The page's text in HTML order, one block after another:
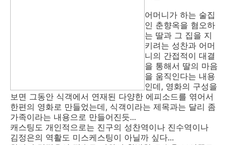
어머니가 하는 술집
인 춘향옥을 혐오하
는 딸과 그 집을 지
키려는 성찬과 어머
니의 간접적이 대결
을 통해서 딸의 마음
을 움직인다는 내용
인데, 영화의 구성을
보면 그동안 식객에서 연재된 다양한 에피소드를 엮어서
한편의 영화로 만들었는데, 식객이라는 제목과는 달리 좀
가족이라는 내용으로 만들어진듯...
캐스팅도 개인적으로는 진구의 성찬역이나 진수역이나
김정은의 역활도 미스케스팅이 아닐까 싶다...